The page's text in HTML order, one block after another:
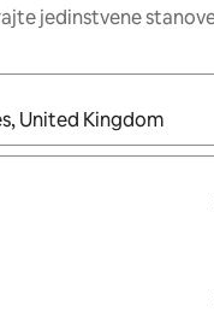
jedinstvene
rezultati, moći ćete ih